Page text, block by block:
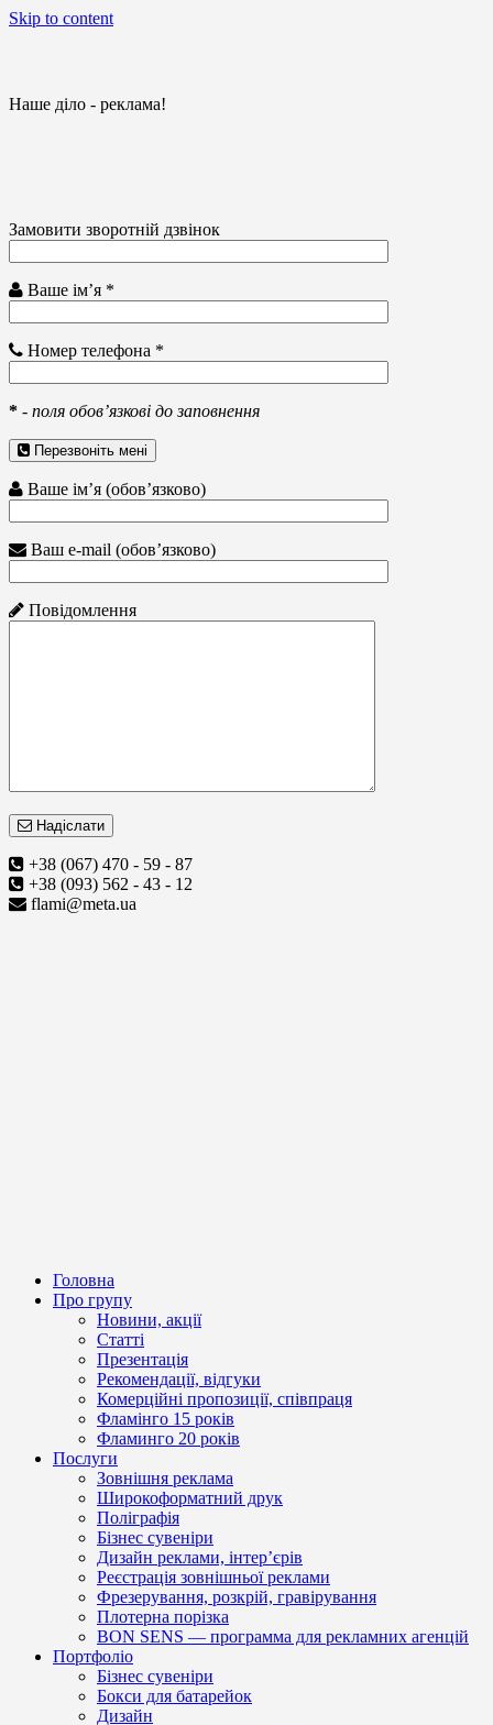
Skip to content
Наше діло - реклама!
Замовити зворотній дзвінок
Ваше ім’я *
Номер телефона *
* - поля обов’язкові до заповнення
Перезвоніть мені
Ваше ім’я (обов’язково)
Ваш e-mail (обов’язково)
Повідомлення
Надіслати
+38 (067) 470 - 59 - 87
+38 (093) 562 - 43 - 12
flami@meta.ua
Головна
Про групу
Новини, акції
Статті
Презентація
Рекомендації, відгуки
Комерційні пропозиції, співпраця
Фламінго 15 років
Фламинго 20 років
Послуги
Зовнішня реклама
Широкоформатний друк
Поліграфія
Бізнес сувеніри
Дизайн реклами, інтер’єрів
Реєстрація зовнішньої реклами
Фрезерування, розкрій, гравірування
Плотерна порізка
BON SENS — программа для рекламних агенцій
Портфоліо
Бізнес сувеніри
Бокси для батарейок
Дизайн